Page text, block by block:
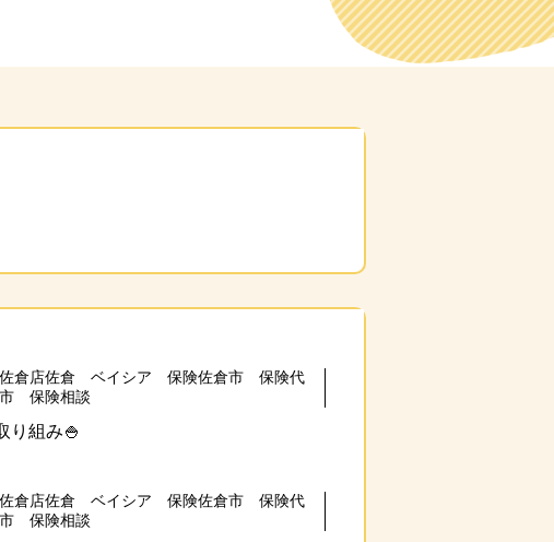
佐倉店佐倉 ベイシア 保険佐倉市 保険代
保険相談
り組み🍚
佐倉店佐倉 ベイシア 保険佐倉市 保険代
保険相談